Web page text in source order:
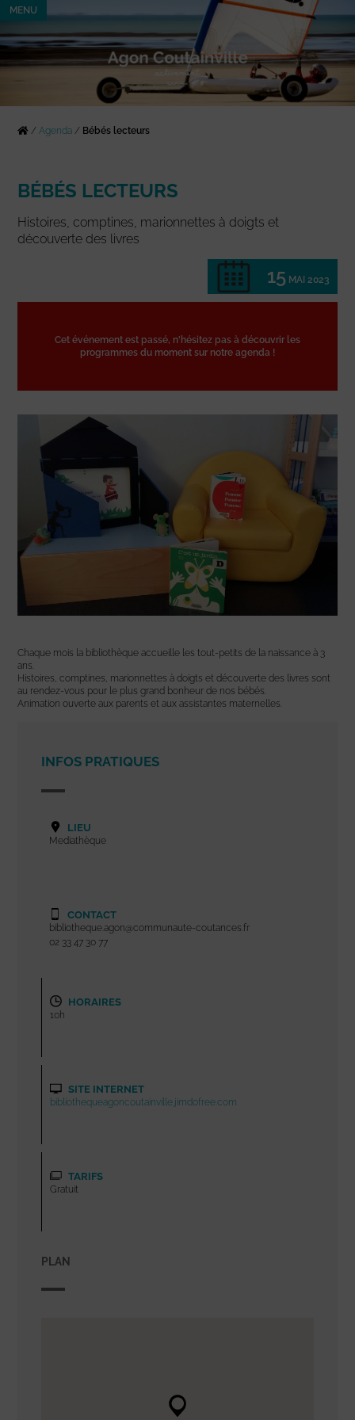
MENU
/Agenda / Bébés lecteurs
BÉBÉS LECTEURS
Histoires, comptines, marionnettes à doigts et
découverte des livres
15 MAI 2023
Cet événement est passé, n'hésitez pas à découvrir les
programmes du moment sur notre agenda !
Chaque mois la bibliothèque accueille les tout-petits de la naissance à 3
ans.
Histoires, comptines, marionnettes à doigts et découverte des livres sont
au rendez-vous pour le plus grand bonheur de nos bébés.
Animation ouverte aux parents et aux assistantes maternelles.
INFOS PRATIQUES
LIEU
Mediathèque
CONTACT
bibliotheque.agon@communaute-coutances.fr
02 33 47 30 77
HORAIRES
10h
SITE INTERNET
bibliothequeagoncoutainville.jimdofree.com
TARIFS
Gratuit
PLAN